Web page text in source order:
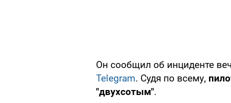
Он сообщил об инциденте
Telegram. Судя по всему,
"двухсотым".